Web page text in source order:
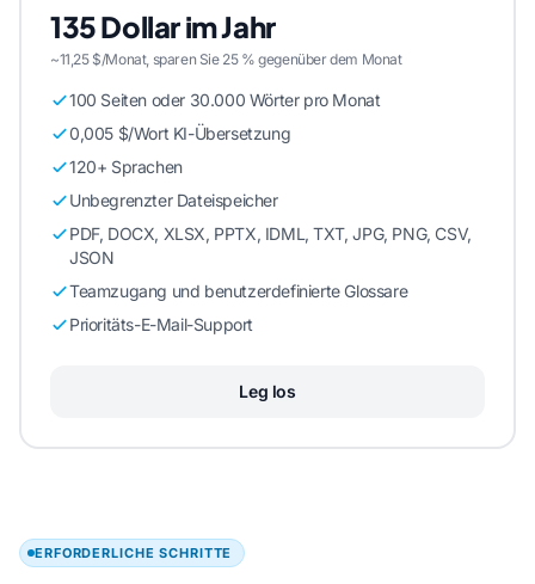
135 Dollar im Jahr
~11,25 $/Monat, sparen Sie 25 % gegenüber dem Monat
100 Seiten oder 30.000 Wörter pro Monat
0,005 $/Wort KI-Übersetzung
120+ Sprachen
Unbegrenzter Dateispeicher
PDF, DOCX, XLSX, PPTX, IDML, TXT, JPG, PNG, CSV,
JSON
Teamzugang und benutzerdefinierte Glossare
Prioritäts-E-Mail-Support
Leg los
ERFORDERLICHE SCHRITTE